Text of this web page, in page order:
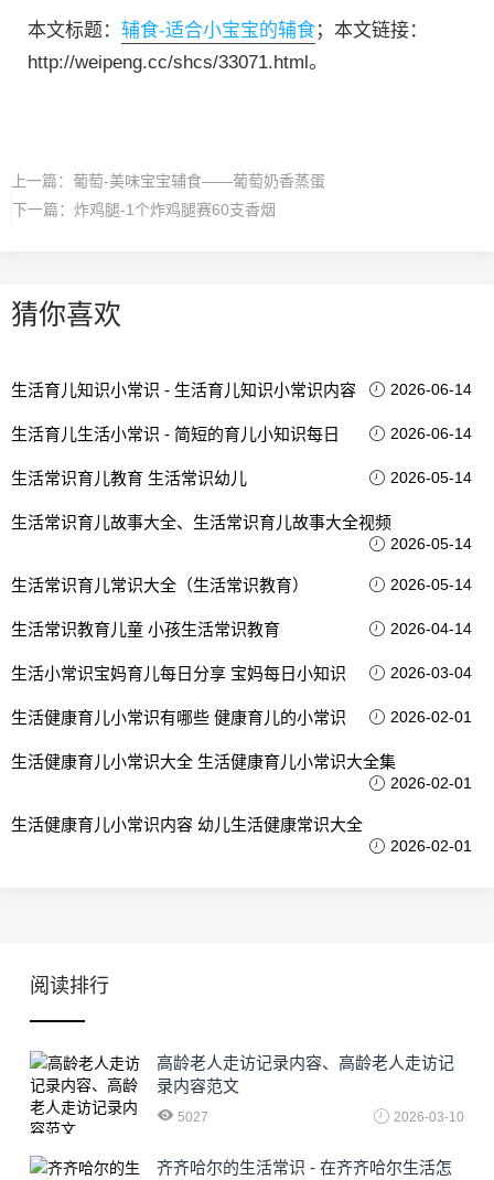
本文标题： 辅食-适合小宝宝的辅食；本文链接：
http://weipeng.cc/shcs/33071.html。
上一篇： 葡萄-美味宝宝辅食——葡萄奶香蒸蛋
下一篇： 炸鸡腿-1个炸鸡腿赛60支香烟
猜你喜欢
生活育儿知识小常识 - 生活育儿知识小常识内容 2026-06-14
生活育儿生活小常识 - 简短的育儿小知识每日 2026-06-14
生活常识育儿教育 生活常识幼儿 2026-05-14
生活常识育儿故事大全、生活常识育儿故事大全视频
2026-05-14
生活常识育儿常识大全（生活常识教育） 2026-05-14
生活常识教育儿童 小孩生活常识教育 2026-04-14
生活小常识宝妈育儿每日分享 宝妈每日小知识 2026-03-04
生活健康育儿小常识有哪些 健康育儿的小常识 2026-02-01
生活健康育儿小常识大全 生活健康育儿小常识大全集
2026-02-01
生活健康育儿小常识内容 幼儿生活健康常识大全
2026-02-01
阅读排行
高龄老人走访记录内容、高龄老人走访记
录内容范文
5027 2026-03-10
齐齐哈尔的生活常识 - 在齐齐哈尔生活怎